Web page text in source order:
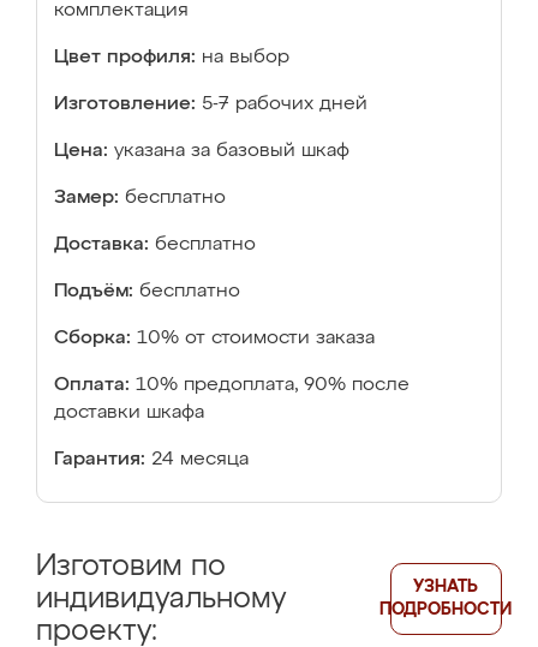
комплектация
Цвет профиля: на выбор
Изготовление: 5-7 рабочих дней
Цена: указана за базовый шкаф
Замер: бесплатно
Доставка: бесплатно
Подъём: бесплатно
Сборка: 10% от стоимости заказа
Оплата: 10% предоплата, 90% после
доставки шкафа
Гарантия: 24 месяца
Изготовим по
индивидуальному
проекту:
УЗНАТЬ
ПОДРОБНОСТИ